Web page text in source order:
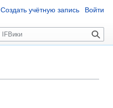
Создать учётную запись Войти